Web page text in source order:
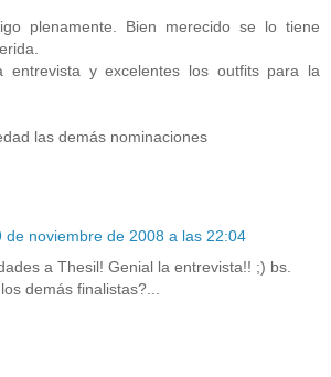
plenamente. Bien merecido se lo tiene
entrevista y excelentes los outfits para la
las demás nominaciones
de noviembre de 2008 a las 22:04
a Thesil! Genial la entrevista!! ;) bs.
demás finalistas?...